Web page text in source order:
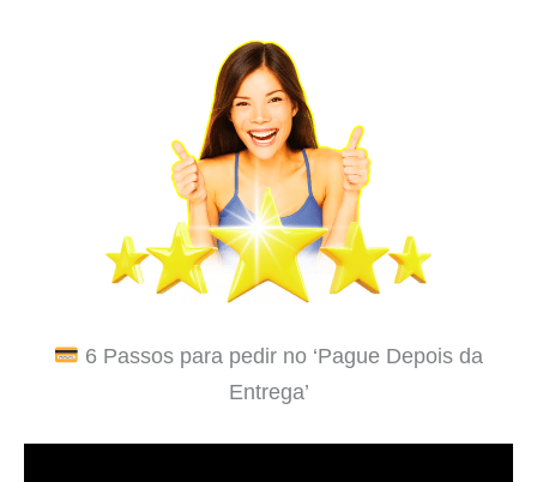
6 Passos para pedir no ‘Pague Depois da
Entrega’